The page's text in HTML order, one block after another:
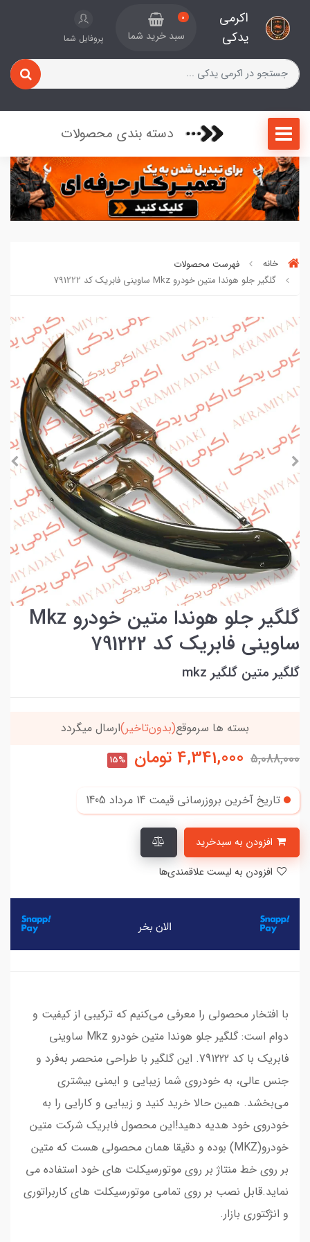
اکرمی
یدکی
0
سبد خرید شما پروفایل شما
دسته بندی محصولات
خانه
فهرست محصولات
گلگیر جلو هوندا متین خودرو Mkz ساوینی فابریک کد 791222
گلگیر جلو هوندا متین خودرو Mkz
ساوینی فابریک کد 791222
گلگیر متین گلگیر mkz
بسته ها سرموقع(بدون‌تاخیر)ارسال میگردد
5,088,000
4,341,000 تومان 15%
تاریخ آخرین بروزرسانی قیمت 14 مرداد 1405
با افتخار محصولی را معرفی می‌کنیم که ترکیبی از کیفیت و
دوام است: گلگیر جلو هوندا متین خودرو Mkz ساوینی
فابریک با کد 791222. این گلگیر با طراحی منحصر به‌فرد و
جنس عالی، به خودروی شما زیبایی و ایمنی بیشتری
می‌بخشد. همین حالا خرید کنید و زیبایی و کارایی را به
خودروی خود هدیه دهید!این محصول فابریک شرکت متین
خودرو(MKZ) بوده و دقیقا همان محصولی هست که متین
بر روی خط منتاژ بر روی موتورسیکلت های خود استفاده می
نماید.قابل نصب بر روی تمامی موتورسیکلت های کاربراتوری
و انژکتوری بازار.